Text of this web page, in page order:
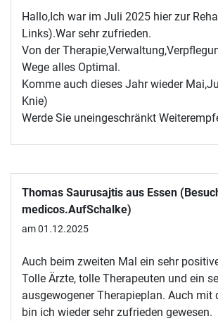
Hallo,Ich war im Juli 2025 hier zur
Links).War sehr zufrieden.
Von der
Wege alles Optimal.
Komme auch dieses Jahr wieder
Knie)
Werde Sie uneingeschränkt
Thomas Saurusajtis aus Essen
medicos.AufSchalke)
am 01.12.2025
Auch beim zweiten Mal ein sehr
Tolle Ärzte, tolle Therapeuten und ein
ausgewogener Therapieplan. Auch mit
bin ich wieder sehr zufrieden gewesen.